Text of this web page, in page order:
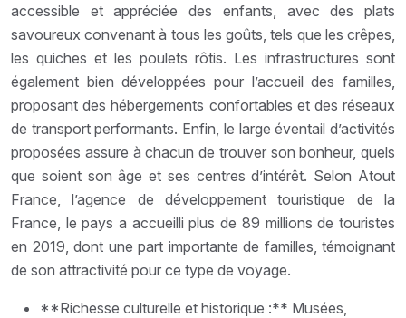
accessible et appréciée des enfants, avec des plats
savoureux convenant à tous les goûts, tels que les crêpes,
les quiches et les poulets rôtis. Les infrastructures sont
également bien développées pour l’accueil des familles,
proposant des hébergements confortables et des réseaux
de transport performants. Enfin, le large éventail d’activités
proposées assure à chacun de trouver son bonheur, quels
que soient son âge et ses centres d’intérêt. Selon Atout
France, l’agence de développement touristique de la
France, le pays a accueilli plus de 89 millions de touristes
en 2019, dont une part importante de familles, témoignant
de son attractivité pour ce type de voyage.
**Richesse culturelle et historique :** Musées,